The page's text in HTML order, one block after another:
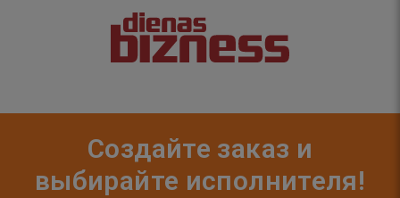
Создайте заказ и
выбирайте исполнителя!